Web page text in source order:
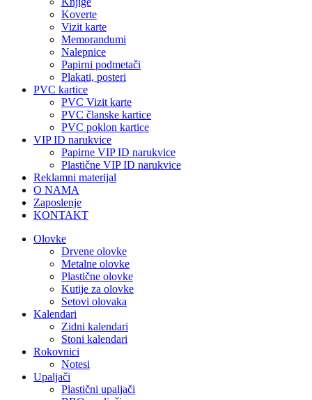
Koverte
Vizit karte
Memorandumi
Nalepnice
Papirni podmetači
Plakati, posteri
PVC kartice
PVC Vizit karte
PVC članske kartice
PVC poklon kartice
VIP ID narukvice
Papirne VIP ID narukvice
Plastične VIP ID narukvice
Reklamni materijal
O NAMA
Zaposlenje
KONTAKT
Olovke
Drvene olovke
Metalne olovke
Plastične olovke
Kutije za olovke
Setovi olovaka
Kalendari
Zidni kalendari
Stoni kalendari
Rokovnici
Notesi
Upaljači
Plastični upaljači